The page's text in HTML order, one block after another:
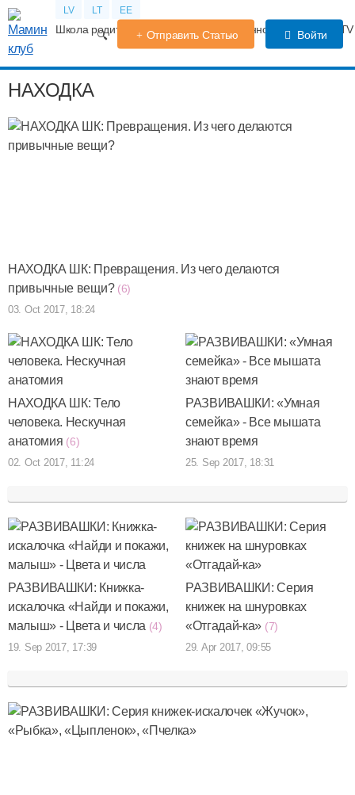
LV LT EE
Школа родителей Календарь беременности Форум
Отправить Статью Войти
НАХОДКА
НАХОДКА ШК: Превращения. Из чего делаются
привычные вещи? (6)
03. Oct 2017, 18:24
НАХОДКА ШК: Тело
человека. Нескучная
анатомия (6)
02. Oct 2017, 11:24
РАЗВИВАШКИ: «Умная
семейка» - Все мышата
знают время
25. Sep 2017, 18:31
РАЗВИВАШКИ: Книжка-
искалочка «Найди и покажи,
малыш» - Цвета и числа (4)
19. Sep 2017, 17:39
РАЗВИВАШКИ: Серия
книжек на шнуровках
«Отгадай-ка» (7)
29. Apr 2017, 09:55